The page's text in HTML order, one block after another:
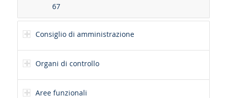
67
Consiglio di amministrazione
Organi di controllo
Aree funzionali